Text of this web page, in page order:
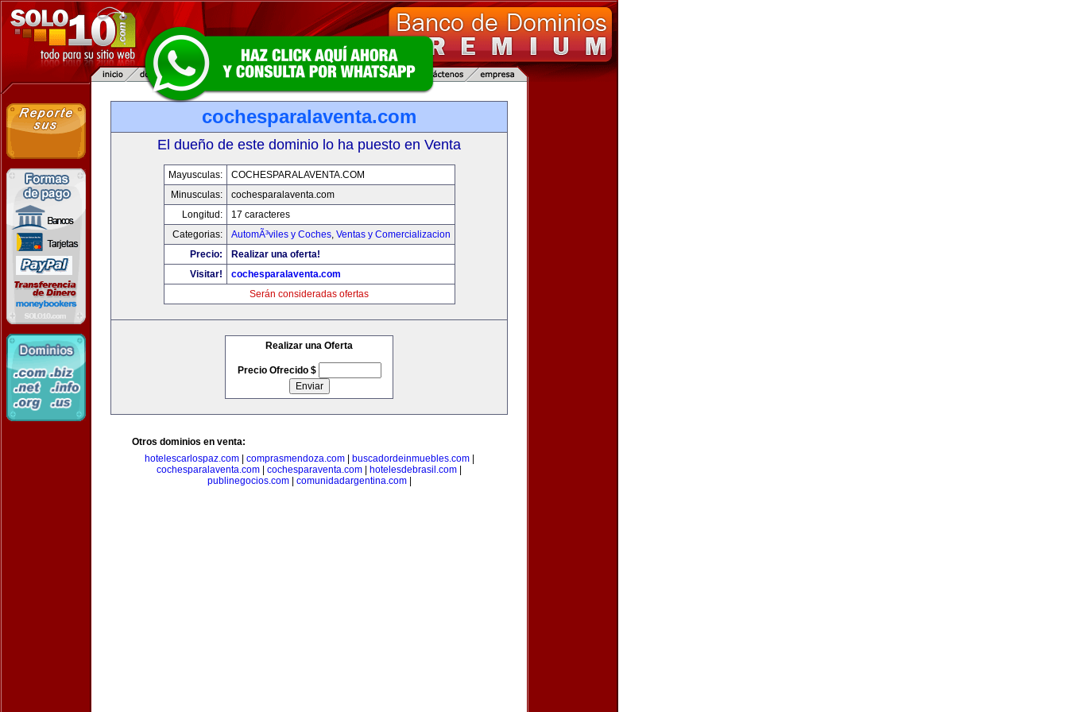
cochesparalaventa.com
El dueño de este dominio lo ha puesto en Venta
Mayusculas:
COCHESPARALAVENTA.COM
Minusculas:
cochesparalaventa.com
Longitud:
17 caracteres
Categorias:
AutomÃ³viles y Coches, Ventas y Comercializacion
Precio:
Realizar una oferta!
Visitar!
cochesparalaventa.com
Serán consideradas ofertas
Realizar una Oferta
Precio Ofrecido $
Otros dominios en venta:
hotelescarlospaz.com| comprasmendoza.com| buscadordeinmuebles.com|
cochesparalaventa.com
cochesparaventa.com hotelesdebrasil.com
publinegocios.com| comunidadargentina.com|